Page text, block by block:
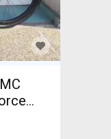
új /